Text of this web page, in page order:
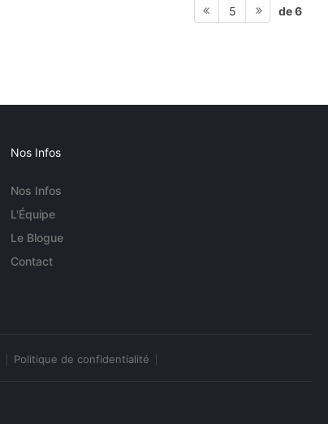
5 de 6
Nos Infos
Nos Infos
L'Équipe
Le Blogue
Contact
Politique de confidentialité